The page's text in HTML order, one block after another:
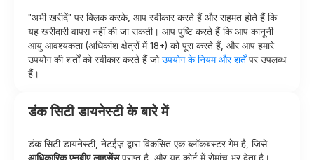
"अभी खरीदें" पर क्लिक करके, आप स्वीकार करते हैं और सहमत होते हैं कि
यह खरीदारी वापस नहीं की जा सकती। आप पुष्टि करते हैं कि आप कानूनी
आयु आवश्यकता (अधिकांश क्षेत्रों में 18+) को पूरा करते हैं, और आप हमारे
उपयोग की शर्तों को स्वीकार करते हैं जोउपयोग के नियम और शर्तेंपर उपलब्ध
हैं।
डंक सिटी डायनेस्टी के बारे में
डंक सिटी डायनेस्टी, नेटईज़ द्वारा विकसित एक ब्लॉकबस्टर गेम है, जिसे